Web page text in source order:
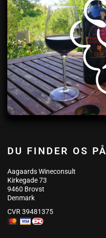
DU FINDER OS PÅ
Aagaards Wineconsult
Kirkegade 73
9460 Brovst
Denmark
CVR 39481375